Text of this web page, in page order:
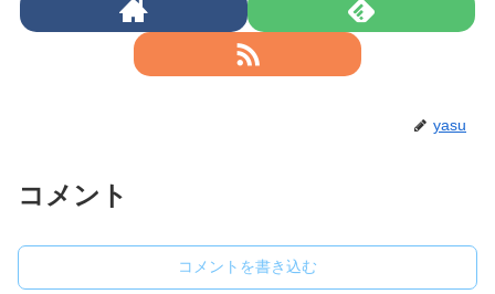
yasu
コメント
コメントを書き込む